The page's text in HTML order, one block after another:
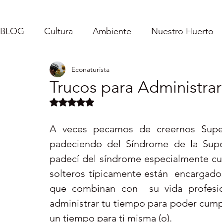
BLOG Cultura Ambiente Nuestro Huerto
Caroladas - Mi Vida
Servicio Comunitario
Trucos para
Econaturista
Obtuvo NaN de 5 estrellas.
A veces pecamos de creernos
padeciendo del Síndrome de la
padecí del síndrome especialmente
solteros típicamente están
que combinan con  su vida
administrar tu tiempo para poder
un tiempo para ti misma (o).